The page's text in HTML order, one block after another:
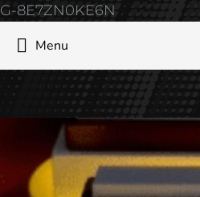
G-8E7ZN0KE6N
Menu